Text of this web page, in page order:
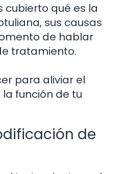
cubierto qué es la
sus causas
de hablar
tratamiento.
para aliviar el
función de tu
de